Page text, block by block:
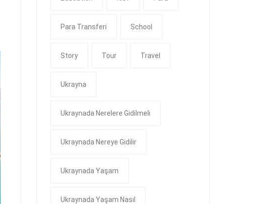
Para Transferi School
Story Tour Travel
Ukrayna
Ukraynada Nerelere Gidilmeli
Ukraynada Nereye Gidilir
Ukraynada Yaşam
Ukraynada Yaşam Nasıl